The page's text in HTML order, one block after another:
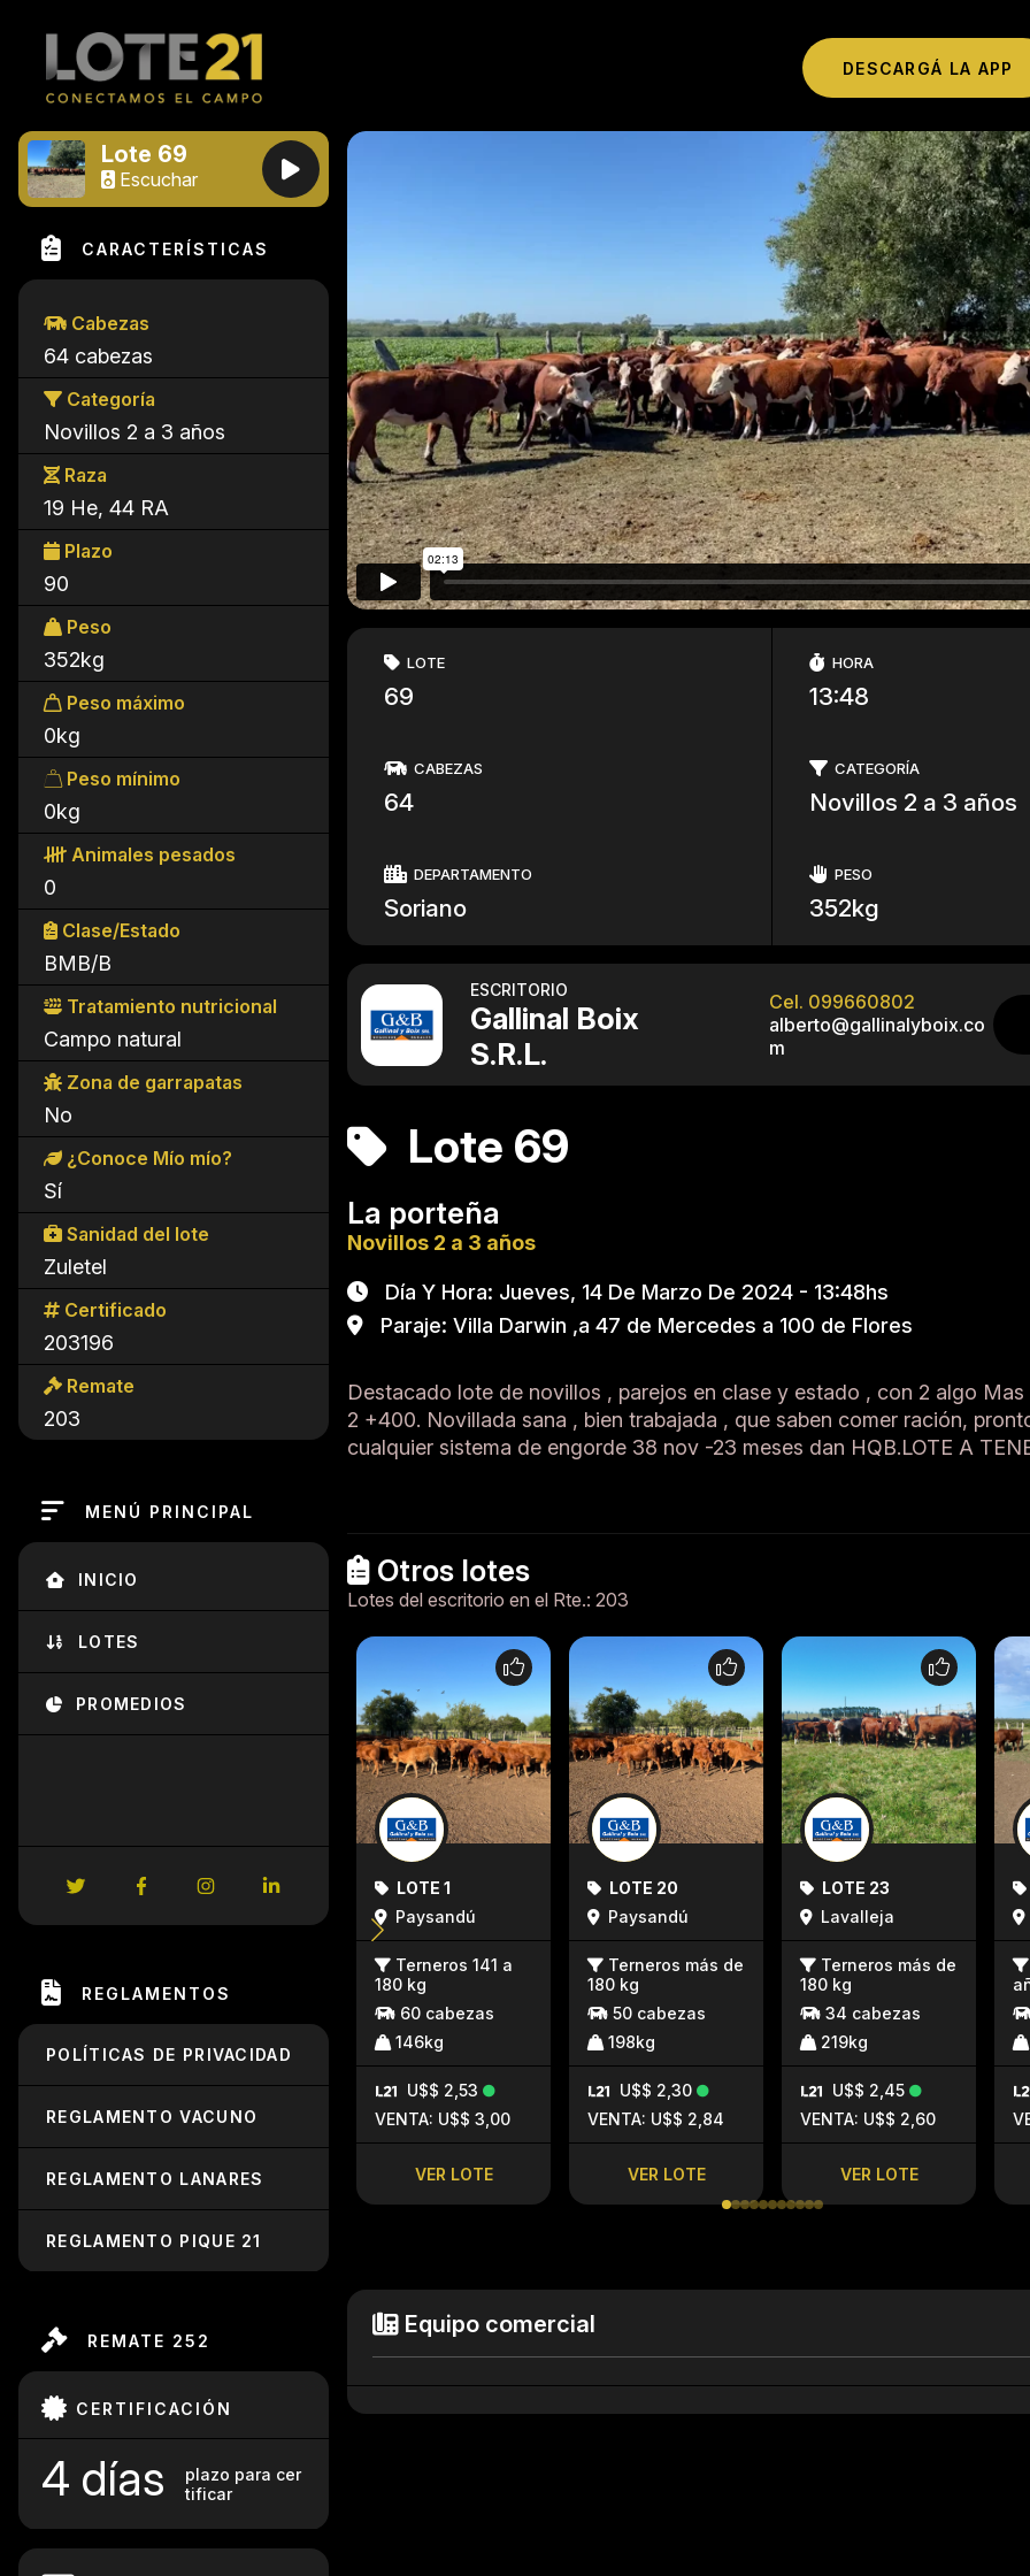
Lote 69
Escuchar
CARACTERÍSTICAS
Cabezas
64 cabezas
Categoría
Novillos 2 a 3 años
Raza
19 He, 44 RA
Plazo
90
Peso
352kg
Peso máximo
0kg
Peso mínimo
0kg
Animales pesados
0
Clase/Estado
BMB/B
Tratamiento nutricional
Campo natural
Zona de garrapatas
No
¿Conoce Mío mío?
Sí
Sanidad del lote
Zuletel
Certificado
203196
Remate
203
MENÚ PRINCIPAL
INICIO
LOTES
PROMEDIOS
REGLAMENTOS
POLÍTICAS DE PRIVACIDAD
REGLAMENTO VACUNO
REGLAMENTO LANARES
REGLAMENTO PIQUE 21
REMATE 252
CERTIFICACIÓN
4 días
plazo para cer
tificar
DESCARGÁ LA APP
LOTE
69
HORA
13:48
CABEZAS
64
CATEGORÍA
Novillos 2 a 3 años
DEPARTAMENTO
Soriano
PESO
352kg
ESCRITORIO
Gallinal Boix
S.R.L.
Cel. 099660802
alberto@gallinalyboix.co
m
Lote 69
La porteña
Novillos 2 a 3 años
Día Y Hora: Jueves, 14 De Marzo De 2024 - 13:48hs
Paraje: Villa Darwin ,a 47 de Mercedes a 100 de Flores
Destacado lote de novillos , parejos en clase y estado , con 2 algo
2 +400. Novillada sana , bien trabajada , que saben comer ración,
cualquier sistema de engorde 38 nov -23 meses dan HQB.LOTE A
Otros lotes
Lotes del escritorio en el Rte.: 203
LOTE 1
Paysandú
Terneros 141 a
180 kg
60 cabezas
146kg
U$$ 2,53
VENTA: U$$ 3,00
VER LOTE
LOTE 20
Paysandú
Terneros más de
180 kg
50 cabezas
198kg
U$$ 2,30
VENTA: U$$ 2,84
VER LOTE
LOTE 23
Lavalleja
Terneros más de
180 kg
34 cabezas
219kg
U$$ 2,45
VENTA: U$$ 2,60
VER LOTE
Equipo comercial